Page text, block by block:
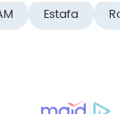
Estafa